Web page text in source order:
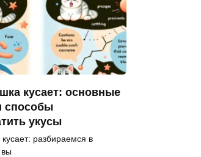
кусает: основные
способы
укусы
разбираемся в
вы